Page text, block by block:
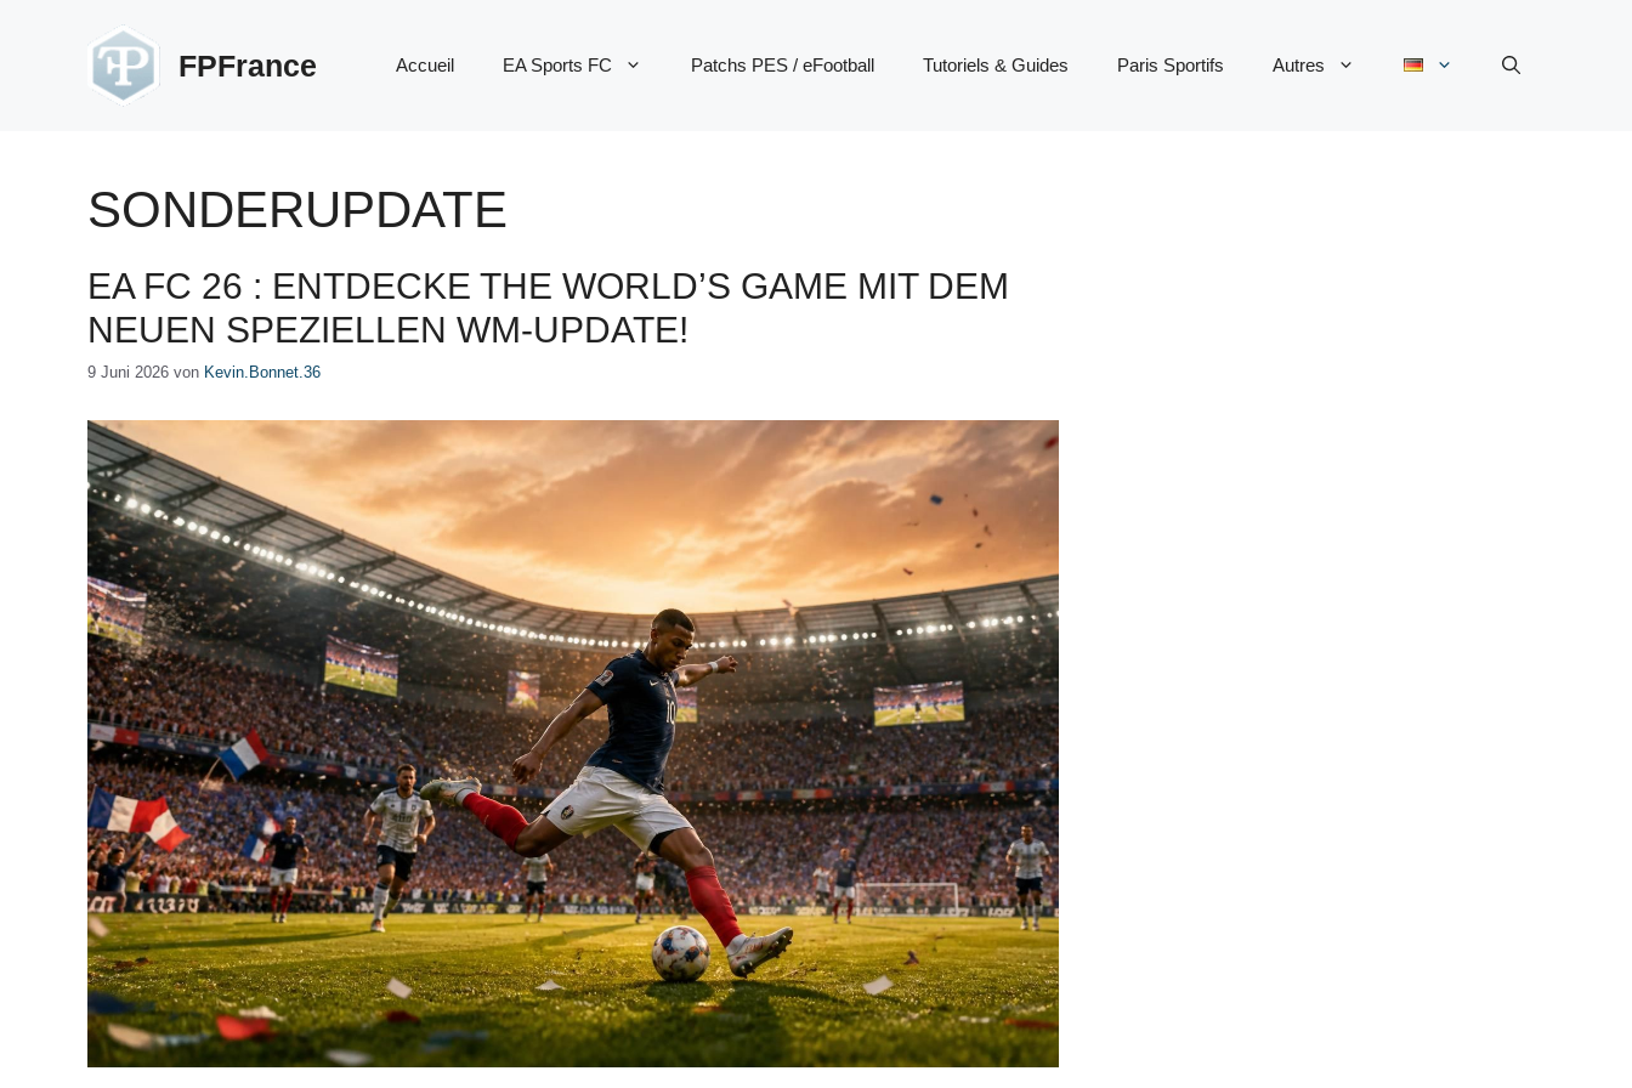
FPFrance Accueil EA Sports FC Patchs PES / eFootball Tutoriels & Guides Paris Sportifs Autres
SONDERUPDATE
EA FC 26 : ENTDECKE THE WORLD’S GAME MIT DEM
NEUEN SPEZIELLEN WM-UPDATE!
9 Juni 2026 von Kevin.Bonnet.36